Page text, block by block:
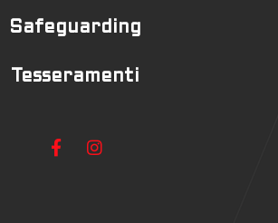
Safeguarding
Tesseramenti